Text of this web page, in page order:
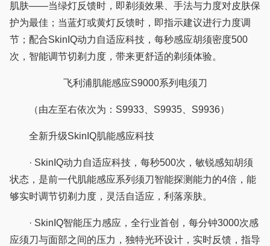
肌肤——当绿灯反馈时，即剃须效果、手法与力度对皮肤保
护为最佳；当蓝灯或黄灯反馈时，即指示建议进行力度调
节；配合SkinIQ动力自适应科技，每秒感应胡须密度500
次，智能调节切剃力度，带来更舒适的剃须体验。
飞利浦肌能感应S9000系列电须刀
（由左至右依次为：S9933、S9935、S9936）
全新升级SkinIQ肌能感应科技
· SkinIQ动力自适应科技，每秒500次，敏锐感知胡须
状态，是前一代肌能感应系列须刀智能探测能力的4倍，能
够实时调节切剃力度，灵活自适应，利落亲肤。
· SkinIQ智能压力感应，全行业首创，每分钟3000次感
应须刀与面部之间的压力，独特光环设计，实时反馈，指导